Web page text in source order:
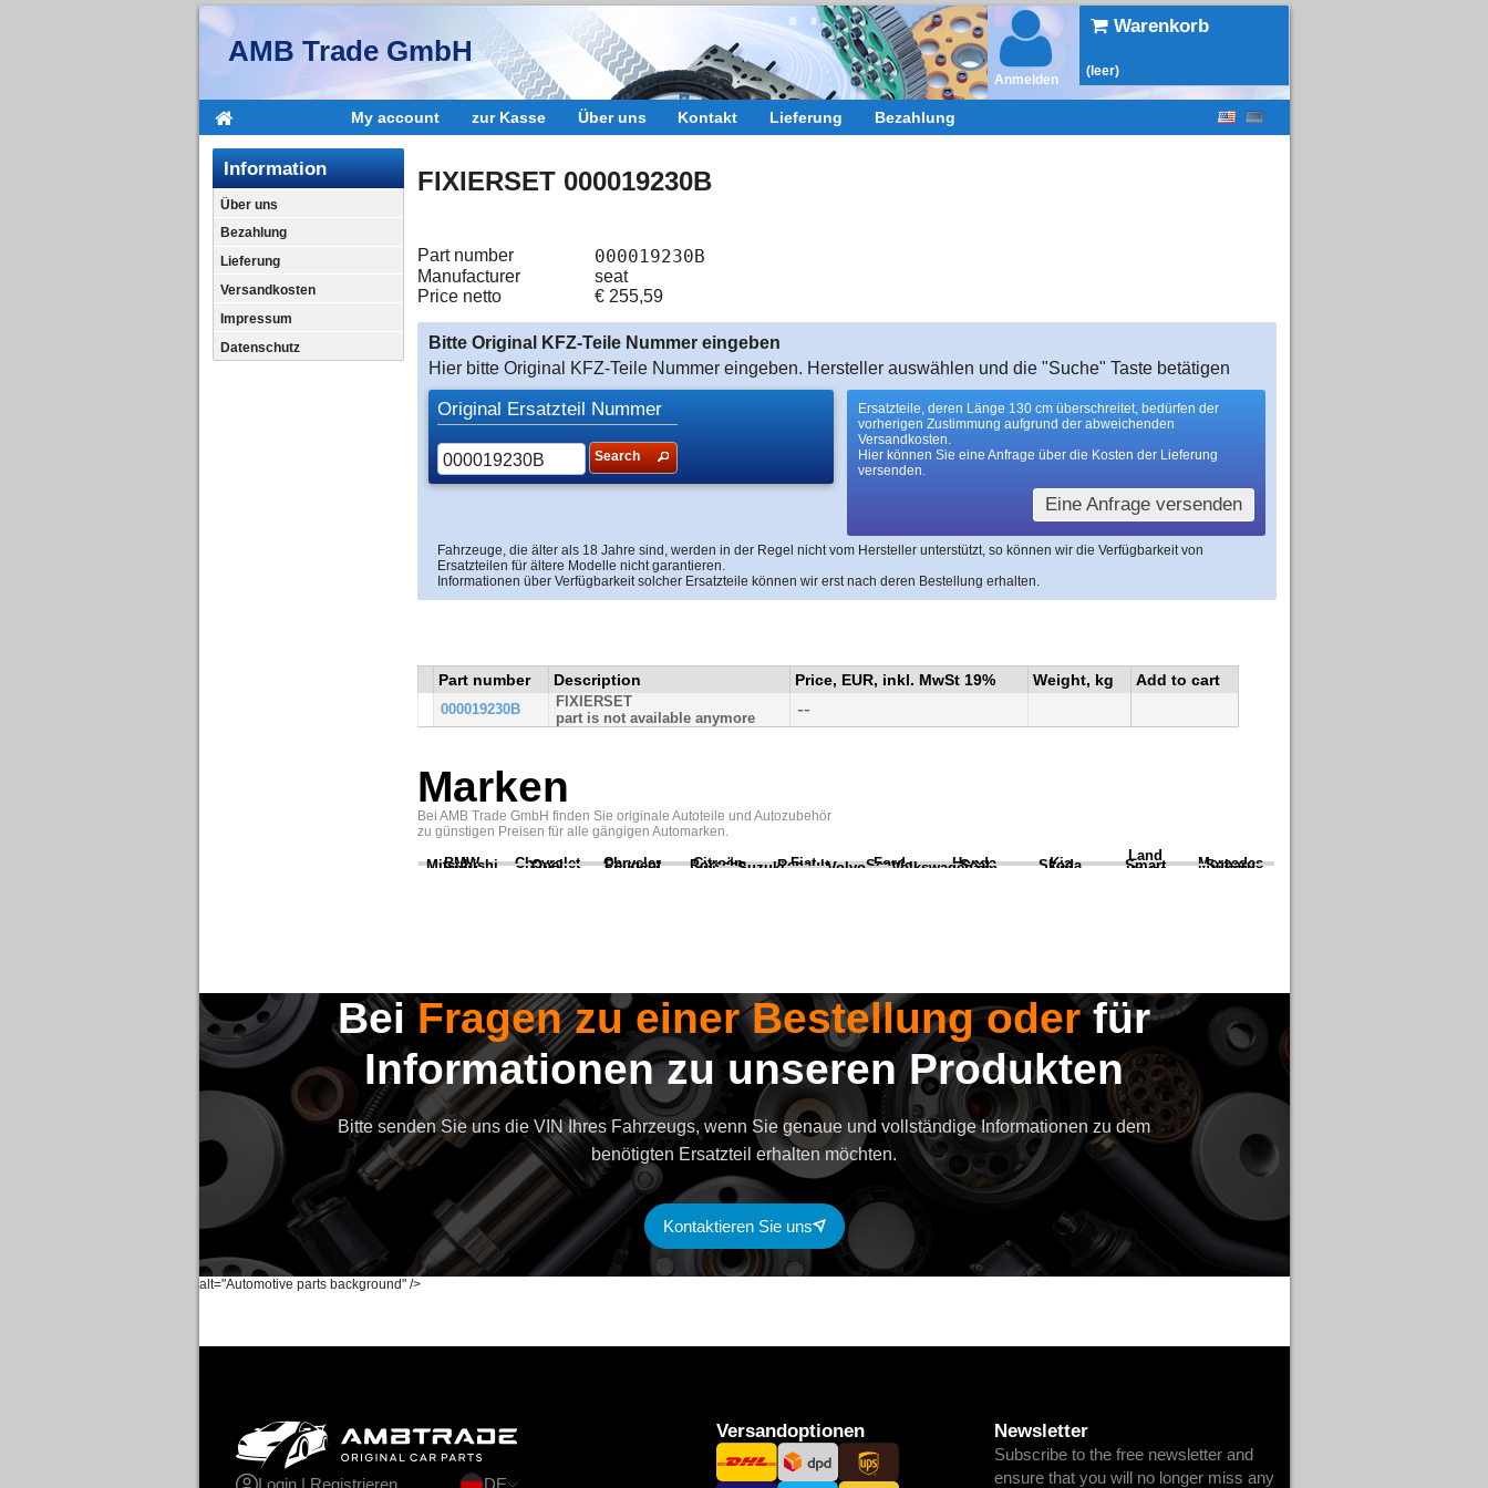
AMB Trade GmbH
Warenkorb
(leer)
Anmelden
My account zur Kasse Über uns Kontakt Lieferung Bezahlung
Information
Über uns
Bezahlung
Lieferung
Versandkosten
Impressum
Datenschutz
FIXIERSET 000019230B
Part number 000019230B
Manufacturer
seat
Price netto
€ 255,59
Bitte Original KFZ-Teile Nummer eingeben
Hier bitte Original KFZ-Teile Nummer eingeben. Hersteller auswählen und die "Suche" Taste betätigen
Original Ersatzteil Nummer
Search
Ersatzteile, deren Länge 130 cm überschreitet, bedürfen der
vorherigen Zustimmung aufgrund der abweichenden
Versandkosten.
Hier können Sie eine Anfrage über die Kosten der Lieferung
versenden.
Eine Anfrage versenden
Fahrzeuge, die älter als 18 Jahre sind, werden in der Regel nicht vom Hersteller unterstützt, so können wir die Verfügbarkeit von
Ersatzteilen für ältere Modelle nicht garantieren.
Informationen über Verfügbarkeit solcher Ersatzteile können wir erst nach deren Bestellung erhalten.
Part number Description Price, EUR, inkl. MwSt 19% Weight, kg Add to cart
000019230B
FIXIERSET
part is not available anymore
--
Marken
Bei AMB Trade GmbH finden Sie originale Autoteile und Autozubehör
zu günstigen Preisen für alle gängigen Automarken.
BMW Chevrolet Chrysler Citroën Fiat Ford Honda Kia
Land
Rover
Mercedes
Mitsubishi Opel Peugeot Porsche Renault Scania Seat Skoda Smart Subaru
Suzuki Volvo Volkswagen
alt="Automotive parts background" />
BeiFragen zu einer Bestellung oderfür
Informationen zu unseren Produkten
Bitte senden Sie uns die VIN Ihres Fahrzeugs, wenn Sie genaue und vollständige Informationen zu dem
benötigten Ersatzteil erhalten möchten.
Kontaktieren Sie uns
Login | Registrieren DE
Versandoptionen Newsletter
Subscribe to the free newsletter and
ensure that you will no longer miss any